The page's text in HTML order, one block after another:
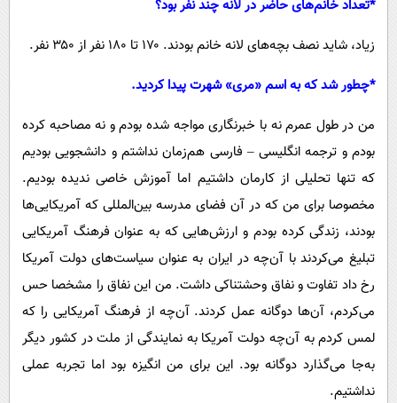
*تعداد خانم‌های حاضر در لانه چند نفر بود؟
زیاد، شاید نصف بچه‌های لانه خانم بودند. ۱۷۰ تا ۱۸۰ نفر از ۳۵۰ نفر.
*چطور شد که به اسم «مری» شهرت پیدا کردید.
من در طول عمرم نه با خبرنگاری مواجه شده بودم و نه مصاحبه‌ کرده
بودم و ترجمه انگلیسی – فارسی هم‌زمان نداشتم و دانشجویی بودیم
که تنها تحلیلی از کارمان داشتیم اما آموزش خاصی ندیده بودیم.
مخصوصا برای من که در آن فضای مدرسه بین‌المللی که آمریکایی‌ها
بودند، زندگی کرده بودم و ارزش‌هایی که به عنوان فرهنگ آمریکایی
تبلیغ می‌کردند با آن‌چه در ایران به عنوان سیاست‌های دولت آمریکا
رخ داد تفاوت و نفاق وحشتناکی داشت. من این نفاق را مشخصا حس
می‌کردم، آن‌ها دوگانه عمل کردند. آن‌چه از فرهنگ آمریکایی را که
لمس کردم به آن‌چه دولت آمریکا به نمایندگی از ملت در کشور دیگر
به‌جا می‌گذارد دوگانه بود. این برای من انگیزه بود اما تجربه عملی
نداشتیم.